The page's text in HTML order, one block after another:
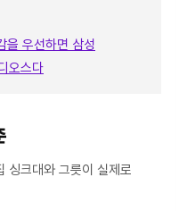
을 우선하면 삼성
오스다
싱크대와 그릇이 실제로